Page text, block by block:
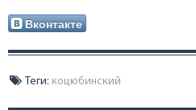
Вконтакте
Теги: коцюбинский